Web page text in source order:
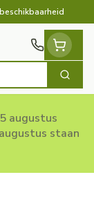
Zoek
augustus
staan